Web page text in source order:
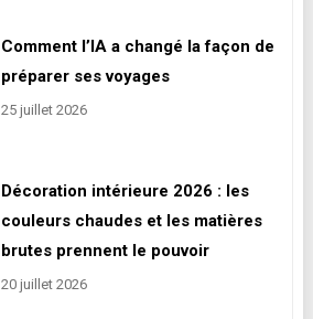
Comment l’IA a changé la façon de
préparer ses voyages
25 juillet 2026
Décoration intérieure 2026 : les
couleurs chaudes et les matières
brutes prennent le pouvoir
20 juillet 2026